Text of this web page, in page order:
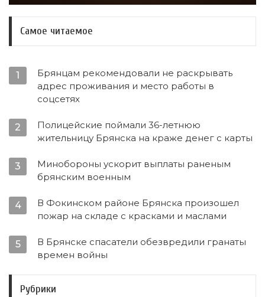
Самое читаемое
1
Брянцам рекомендовали не раскрывать
адрес проживания и место работы в
соцсетях
2
Полицейские поймали 36-летнюю
жительницу Брянска на краже денег с карты
3
Минобороны ускорит выплаты раненым
брянским военным
4
В Фокинском районе Брянска произошел
пожар на складе с красками и маслами
5
В Брянске спасатели обезвредили гранаты
времен войны
Рубрики